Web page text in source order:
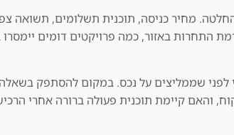
מחיר כניסה, תוכנית תשלומים, תשואה
התחרות באזור, כמה פרויקטים דומים
שממליצים על נכס. במקום להסתפק
קיימת תוכנית פעולה ברורה אחרי